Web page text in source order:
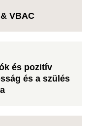
VBAC
és pozitív
és a szülés